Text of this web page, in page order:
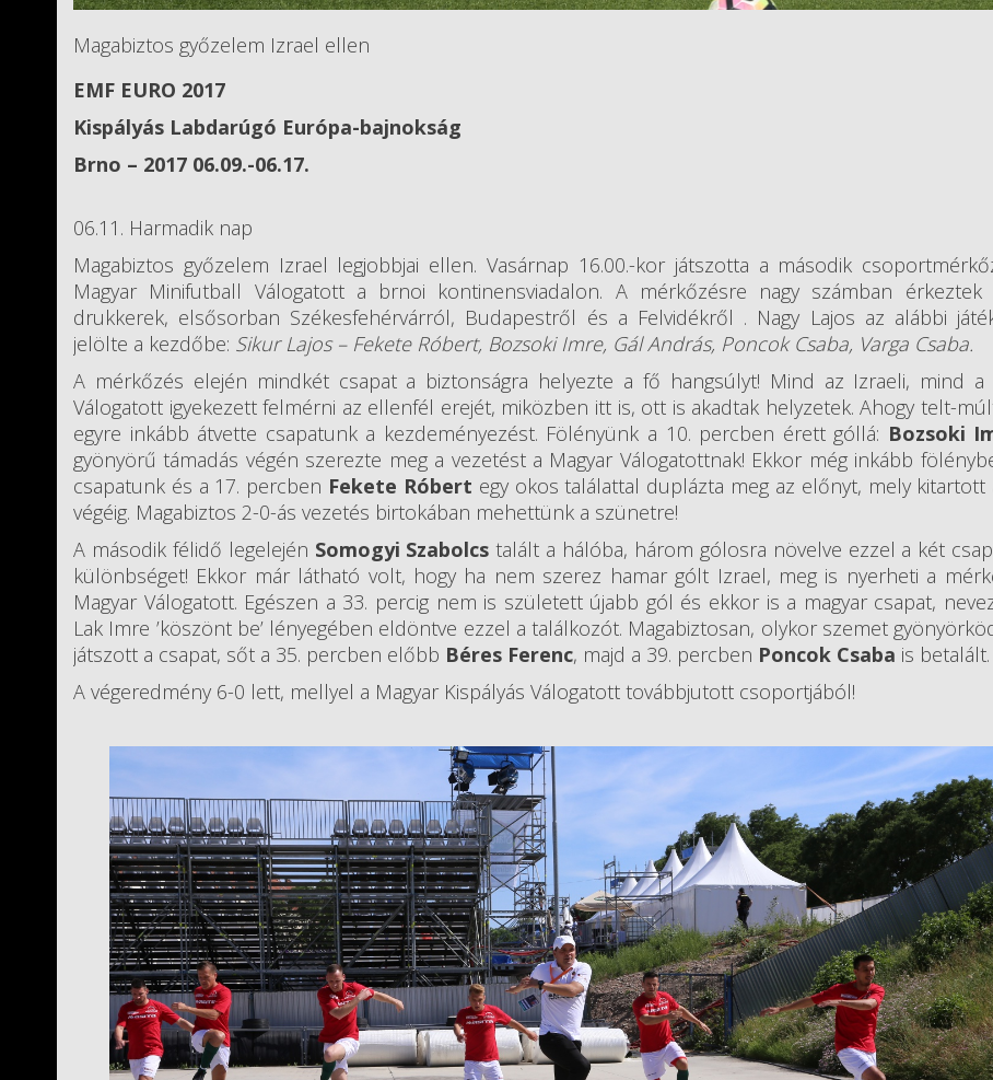
Magabiztos győzelem Izrael ellen
EMF EURO 2017
Kispályás Labdarúgó Európa-bajnokság
Brno – 2017 06.09.-06.17.
06.11. Harmadik nap
Magabiztos győzelem Izrael legjobbjai ellen. Vasárnap 16.00.-kor játszotta a második
Magyar Minifutball Válogatott a brnoi kontinensviadalon. A mérkőzésre nagy számban érkeztek
drukkerek, elsősorban Székesfehérvárról, Budapestről és a Felvidékről . Nagy Lajos az alábbi
jelölte a kezdőbe: Sikur Lajos – Fekete Róbert, Bozsoki Imre, Gál András, Poncok Csaba, Varga Csaba.
A mérkőzés elején mindkét csapat a biztonságra helyezte a fő hangsúlyt! Mind az Izraeli, mind a
Válogatott igyekezett felmérni az ellenfél erejét, miközben itt is, ott is akadtak helyzetek. Ahogy telt-
egyre inkább átvette csapatunk a kezdeményezést. Fölényünk a 10. percben érett góllá: Bozsoki
gyönyörű támadás végén szerezte meg a vezetést a Magyar Válogatottnak! Ekkor még inkább
csapatunk és a 17. percben Fekete Róbert egy okos találattal duplázta meg az előnyt, mely kitartott
végéig. Magabiztos 2-0-ás vezetés birtokában mehettünk a szünetre!
A második félidő legelején Somogyi Szabolcs talált a hálóba, három gólosra növelve ezzel a két
különbséget! Ekkor már látható volt, hogy ha nem szerez hamar gólt Izrael, meg is nyerheti a
Magyar Válogatott. Egészen a 33. percig nem is született újabb gól és ekkor is a magyar csapat,
Lak Imre ’köszönt be’ lényegében eldöntve ezzel a találkozót. Magabiztosan, olykor szemet
játszott a csapat, sőt a 35. percben előbb Béres Ferenc, majd a 39. percben Poncok Csaba is betalált.
A végeredmény 6-0 lett, mellyel a Magyar Kispályás Válogatott továbbjutott csoportjából!